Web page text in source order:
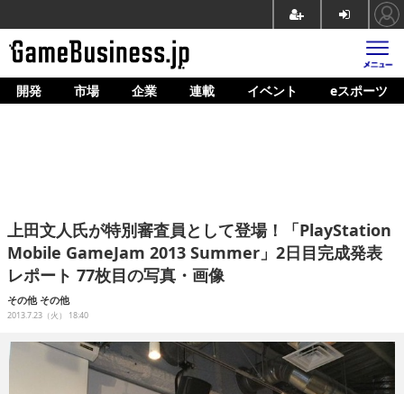
ホーム
企業動向
人材育成
産業政策
連載
イベント/セミナー
開発 市場 企業 連載 イベント eスポーツ
上田文人氏が特別審査員として登場！「PlayStation
Mobile GameJam 2013 Summer」2日目完成発表
レポート 77枚目の写真・画像
その他 その他
2013.7.23（火） 18:40